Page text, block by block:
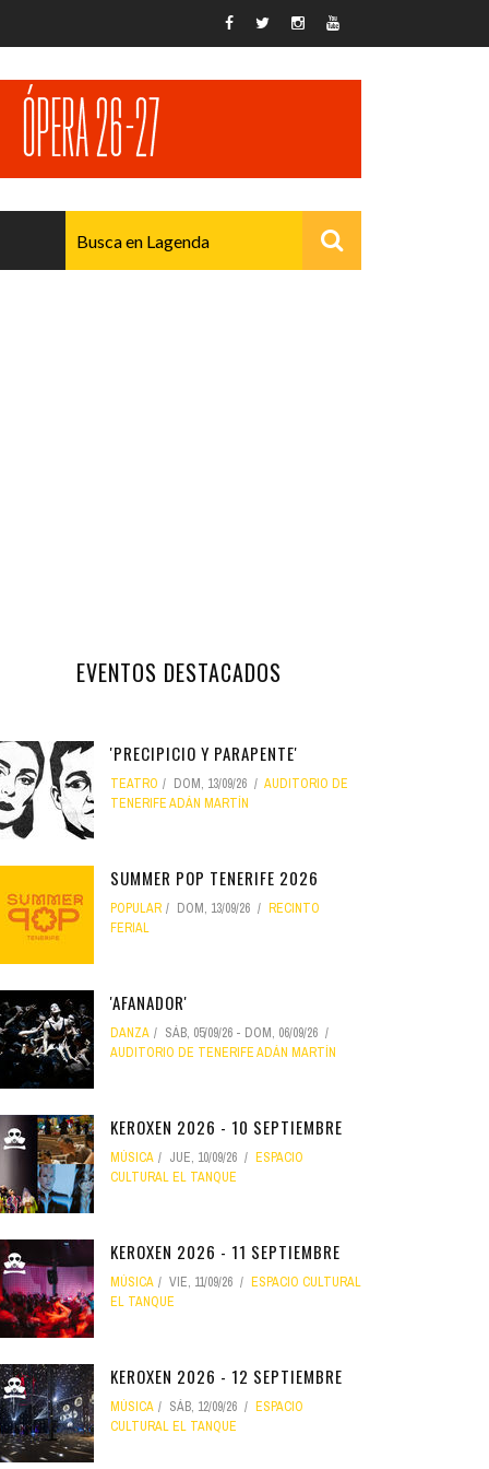
EVENTOS DESTACADOS
'PRECIPICIO Y PARAPENTE'
TEATRO DOM, 13/09/26
AUDITORIO DE
TENERIFE ADÁN MARTÍN
SUMMER POP TENERIFE 2026
POPULAR DOM, 13/09/26
RECINTO
FERIAL
'AFANADOR'
DANZA SÁB, 05/09/26 - DOM, 06/09/26
AUDITORIO DE TENERIFE ADÁN MARTÍN
KEROXEN 2026 - 10 SEPTIEMBRE
MÚSICA JUE, 10/09/26
ESPACIO
CULTURAL EL TANQUE
KEROXEN 2026 - 11 SEPTIEMBRE
MÚSICA VIE, 11/09/26
ESPACIO CULTURAL
EL TANQUE
KEROXEN 2026 - 12 SEPTIEMBRE
MÚSICA SÁB, 12/09/26
ESPACIO
CULTURAL EL TANQUE